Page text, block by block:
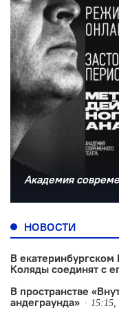
Академия
НОВОСТИ
В
Коляды соединят с
В пространстве
андеграунда»
15:15,